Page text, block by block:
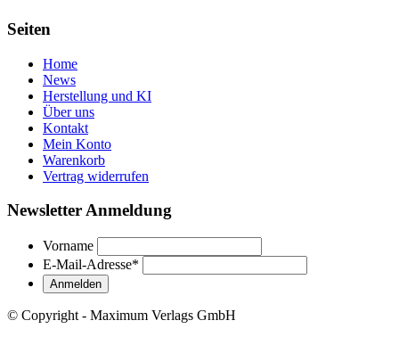
Seiten
Home
News
Herstellung und KI
Über uns
Kontakt
Mein Konto
Warenkorb
Vertrag widerrufen
Newsletter Anmeldung
Vorname
E-Mail-Adresse*
© Copyright - Maximum Verlags GmbH